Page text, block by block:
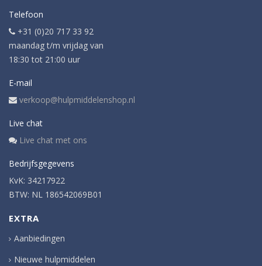
Telefoon
+31 (0)20 717 33 92
maandag t/m vrijdag van
18:30 tot 21:00 uur
E-mail
verkoop@hulpmiddelenshop.nl
Live chat
Live chat met ons
Bedrijfsgegevens
KvK: 34217922
BTW: NL 186542069B01
EXTRA
Aanbiedingen
Nieuwe hulpmiddelen